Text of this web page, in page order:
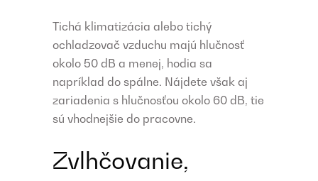
Tichá klimatizácia alebo tichý
ochladzovač vzduchu majú hlučnosť
okolo 50 dB a menej, hodia sa
napríklad do spálne. Nájdete však aj
zariadenia s hlučnosťou okolo 60 dB, tie
sú vhodnejšie do pracovne.
Zvlhčovanie,